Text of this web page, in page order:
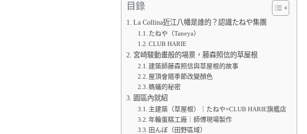
目錄
La Collina近江八幡是誰的？認識たねや集團
たねや（Taneya）
CLUB HARIE
宮崎駿動畫般的場景，藤森照信的草屋根
建築師藤森照信與草屋根的故事
屋頂會隨季節改變顏色
螞蟻的秘密
園區內就紹
主建築（草屋根）｜たねや×CLUB HARIE旗艦店
年輪蛋糕工廠｜師傅現場製作
田んぼ（田野區域）